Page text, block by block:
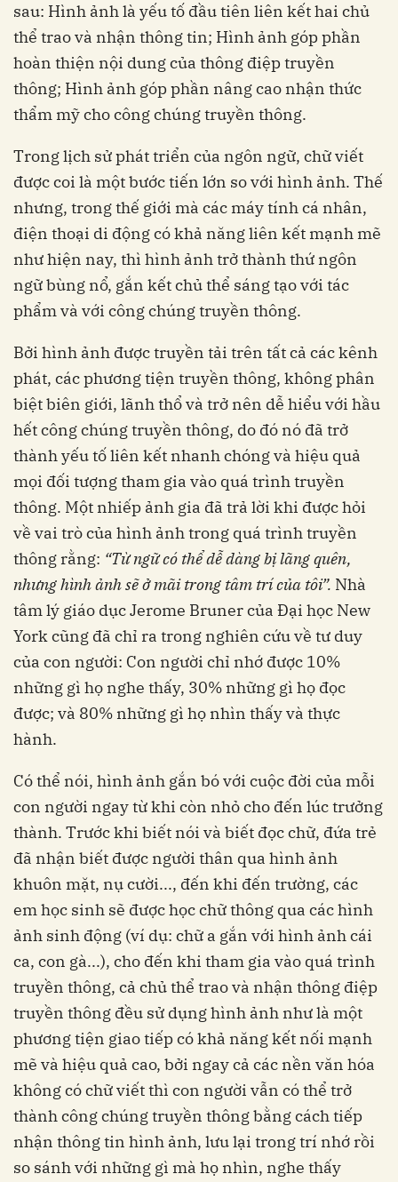
sau: Hình ảnh là yếu tố đầu tiên liên kết hai chủ
thể trao và nhận thông tin; Hình ảnh góp phần
hoàn thiện nội dung của thông điệp truyền
thông; Hình ảnh góp phần nâng cao nhận thức
thẩm mỹ cho công chúng truyền thông.
Trong lịch sử phát triển của ngôn ngữ, chữ viết
được coi là một bước tiến lớn so với hình ảnh. Thế
nhưng, trong thế giới mà các máy tính cá nhân,
điện thoại di động có khả năng liên kết mạnh mẽ
như hiện nay, thì hình ảnh trở thành thứ ngôn
ngữ bùng nổ, gắn kết chủ thể sáng tạo với tác
phẩm và với công chúng truyền thông.
Bởi hình ảnh được truyền tải trên tất cả các kênh
phát, các phương tiện truyền thông, không phân
biệt biên giới, lãnh thổ và trở nên dễ hiểu với hầu
hết công chúng truyền thông, do đó nó đã trở
thành yếu tố liên kết nhanh chóng và hiệu quả
mọi đối tượng tham gia vào quá trình truyền
thông. Một nhiếp ảnh gia đã trả lời khi được hỏi
về vai trò của hình ảnh trong quá trình truyền
thông rằng: “Từ ngữ có thể dễ dàng bị lãng quên,
nhưng hình ảnh sẽ ở mãitrong tâm trí của tôi”. Nhà
tâm lý giáo dục Jerome Bruner của Đại học New
York cũng đã chỉ ra trong nghiên cứu về tư duy
của con người: Con người chỉ nhớ được 10%
những gì họ nghe thấy, 30% những gì họ đọc
được; và 80% những gì họ nhìn thấy và thực
hành.
Có thể nói, hình ảnh gắn bó với cuộc đời của mỗi
con người ngay từ khi còn nhỏ cho đến lúc trưởng
thành. Trước khi biết nói và biết đọc chữ, đứa trẻ
đã nhận biết được người thân qua hình ảnh
khuôn mặt, nụ cười..., đến khi đến trường, các
em học sinh sẽ được học chữ thông qua các hình
ảnh sinh động (ví dụ: chữ a gắn với hình ảnh cái
ca, con gà...), cho đến khi tham gia vào quá trình
truyền thông, cả chủ thể trao và nhận thông điệp
truyền thông đều sử dụng hình ảnh như là một
phương tiện giao tiếp có khả năng kết nối mạnh
mẽ và hiệu quả cao, bởi ngay cả các nền văn hóa
không có chữ viết thì con người vẫn có thể trở
thành công chúng truyền thông bằng cách tiếp
nhận thông tin hình ảnh, lưu lại trong trí nhớ rồi
so sánh với những gì mà họ nhìn, nghe thấy